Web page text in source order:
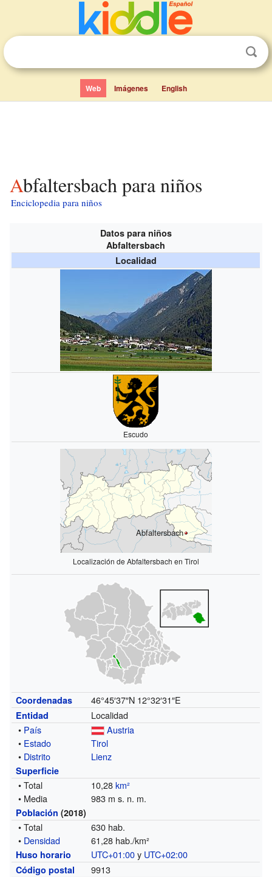
Web Imágenes English
Abfaltersbach para niños
Enciclopedia para niños
Datos para niños
Abfaltersbach
Localidad
Escudo
Abfaltersbach
Localización de Abfaltersbach en Tirol
Coordenadas 46°45′37″N 12°32′31″E
Entidad
Localidad
• País
Austria
• Estado
Tirol
• Distrito Lienz
Superficie
• Total 10,28km²
• Media
983 m s. n. m.
Población (2018)
• Total
630 hab.
• Densidad 61,28 hab./km²
Huso horario UTC+01:00y UTC+02:00
Código postal 9913